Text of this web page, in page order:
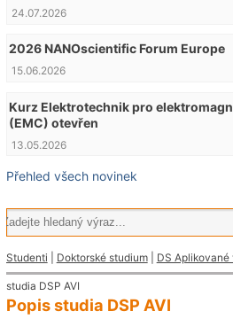
24.07.2026
2026 NANOscientific Forum Europe
15.06.2026
Kurz Elektrotechnik pro
(EMC) otevřen
13.05.2026
Přehled všech novinek
Studenti Doktorské studium| DS
studia DSP AVI
Popis studia DSP AVI